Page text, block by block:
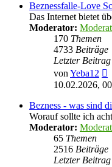
Beznessfalle-Love
Das Internet bietet
Moderator:
170 Themen
4733 Beiträge
Letzter Beitrag
von Yeba12
10.02.2026,
Bezness - was sind
Worauf sollte ich
Moderator:
65 Themen
2516 Beiträge
Letzter Beitrag